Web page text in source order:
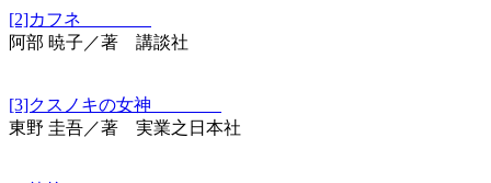
[2]カフネ
阿部 暁子／著 講談社
[3]クスノキの女神
東野 圭吾／著 実業之日本社